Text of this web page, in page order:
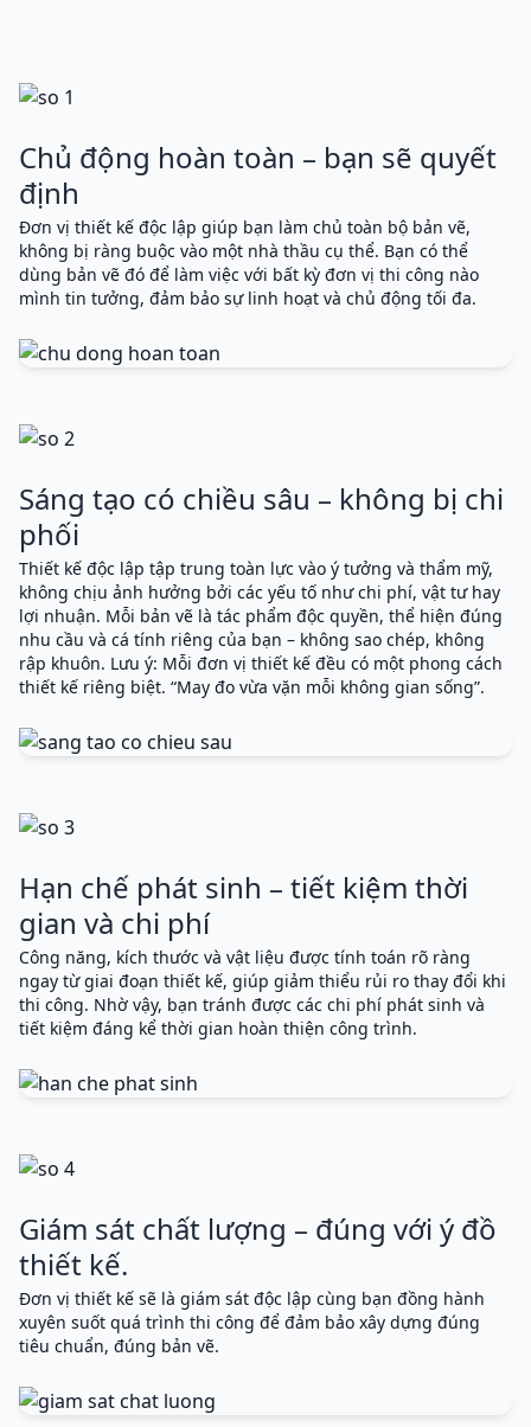
Chủ động hoàn toàn – bạn sẽ quyết
định
Đơn vị thiết kế độc lập giúp bạn làm chủ toàn bộ bản vẽ,
không bị ràng buộc vào một nhà thầu cụ thể. Bạn có thể
dùng bản vẽ đó để làm việc với bất kỳ đơn vị thi công nào
mình tin tưởng, đảm bảo sự linh hoạt và chủ động tối đa.
Sáng tạo có chiều sâu – không bị chi
phối
Thiết kế độc lập tập trung toàn lực vào ý tưởng và thẩm mỹ,
không chịu ảnh hưởng bởi các yếu tố như chi phí, vật tư hay
lợi nhuận. Mỗi bản vẽ là tác phẩm độc quyền, thể hiện đúng
nhu cầu và cá tính riêng của bạn – không sao chép, không
rập khuôn. Lưu ý: Mỗi đơn vị thiết kế đều có một phong cách
thiết kế riêng biệt. “May đo vừa vặn mỗi không gian sống”.
Hạn chế phát sinh – tiết kiệm thời
gian và chi phí
Công năng, kích thước và vật liệu được tính toán rõ ràng
ngay từ giai đoạn thiết kế, giúp giảm thiểu rủi ro thay đổi khi
thi công. Nhờ vậy, bạn tránh được các chi phí phát sinh và
tiết kiệm đáng kể thời gian hoàn thiện công trình.
Giám sát chất lượng – đúng với ý đồ
thiết kế.
Đơn vị thiết kế sẽ là giám sát độc lập cùng bạn đồng hành
xuyên suốt quá trình thi công để đảm bảo xây dựng đúng
tiêu chuẩn, đúng bản vẽ.